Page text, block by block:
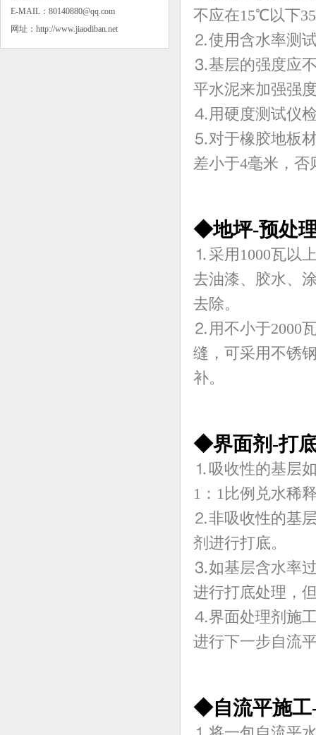
E-MAIL：80140880@qq.com
网址：http://www.jiaodiban.net
不应在15℃以下
⒉使用含水率测
⒊基层的强度应
平水泥来加强强
⒋用硬度测试仪
⒌对于橡胶地板
差小于4毫米，
◆地坪-预处
⒈采用1000瓦以
去油漆、胶水、
去除。
⒉用不小于2000
缝，可采用不锈
补。
◆界面剂-打
⒈吸收性的基层
1：1比例兑水稀
⒉非吸收性的基
剂进行打底。
⒊如基层含水率
进行打底处理，
⒋界面处理剂施
进行下一步自流
◆自流平施工